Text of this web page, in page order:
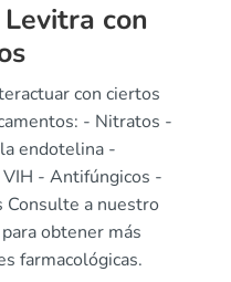
con
con ciertos
- Nitratos -
endotelina -
- Antifúngicos -
a nuestro
obtener más
farmacológicas.